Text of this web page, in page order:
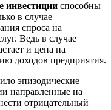
инвестиции способны
в случае
спроса на
Ведь в случае
и цена на
доходов предприятия.
эпизодические
направленные на
отрицательный